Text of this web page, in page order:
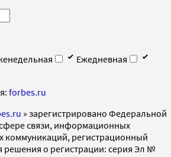
Ежедневная
forbes.ru
» зарегистрировано Федеральной
связи, информационных
коммуникаций, регистрационный
решения о регистрации: серия Эл №